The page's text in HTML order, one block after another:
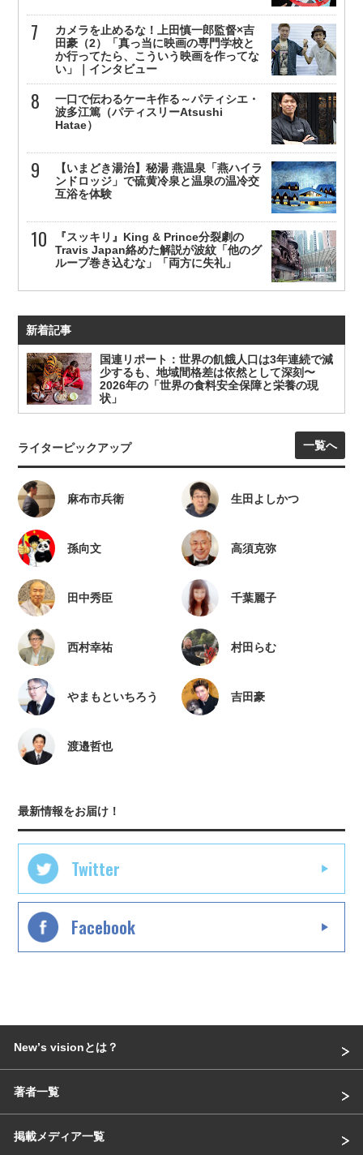
カメラを止めるな！上田慎一郎監督×吉
田豪（2）「真っ当に映画の専門学校と
か行ってたら、こういう映画を作ってな
い」｜インタビュー
一口で伝わるケーキ作る～パティシエ・
波多江篤（パティスリーAtsushi
Hatae）
【いまどき湯治】秘湯 燕温泉「燕ハイラ
ンドロッジ」で硫黄冷泉と温泉の温冷交
互浴を体験
『スッキリ』King & Prince分裂劇の
Travis Japan絡めた解説が波紋「他のグ
ループ巻き込むな」「両方に失礼」
新着記事
国連リポート：世界の飢餓人口は3年連続で減
少するも、地域間格差は依然として深刻〜
2026年の「世界の食料安全保障と栄養の現
状」
ライターピックアップ 一覧へ
麻布市兵衛 生田よしかつ
孫向文 高須克弥
田中秀臣 千葉麗子
西村幸祐 村田らむ
やまもといちろう 吉田豪
渡邉哲也
最新情報をお届け！
Twitter
Facebook
Newʼs visionとは？
著者一覧
掲載メディア一覧